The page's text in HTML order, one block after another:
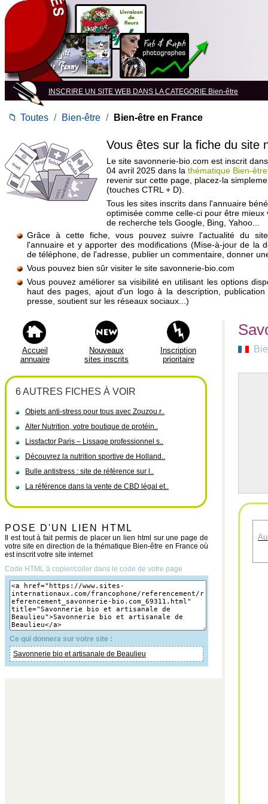
INSCRIRE UN SITE WEB DANS LA CATEGORIE Bien-être
📁 Toutes / Bien-être / Bien-être en France
Vous êtes sur la fiche du site
Le site savonnerie-bio.com est inscrit
04 avril 2025 dans la thématique Bien-
revenir sur cette page, placez-la
(touches CTRL + D).
Tous les sites inscrits dans l'annuaire
optimisée comme celle-ci pour être mieux
de recherche tels Google, Bing, Yahoo...
Grâce à cette fiche, vous pouvez suivre l'actualité du
l'annuaire et y apporter des modifications (Mise-à-jour de la
de téléphone, de l'adresse, publier un commentaire, donner
Vous pouvez bien sûr visiter le site savonnerie-bio.com
Vous pouvez améliorer sa visibilité en utilisant les options
haut des pages, ajout d'un logo à la description,
presse, soutient sur les réseaux sociaux...)
Accueil
annuaire
Nouveaux
sites inscrits
Inscription
prioritaire
6 AUTRES FICHES À VOIR
Objets anti-stress pour tous avec Zouzou.r..
Alter Nutrition, votre boutique de protéin..
Lissfactor Paris – Lissage professionnel s..
Découvrez la nutrition sportive de Holland..
Bulle antistress : site de référence sur l..
La référence dans la vente de CBD légal et..
POSE D'UN LIEN HTML
Il est tout à fait permis de placer un lien html sur une page de
votre site en direction de la thématique Bien-être en France où
est inscrit votre site internet
Code HTML à copier/coller dans le code de votre page
Ce qui donnera sur votre site :
Savonnerie bio et artisanale de Beaulieu